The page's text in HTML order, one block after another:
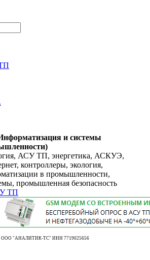
и системы
АСУ ТП, энергетика, АСКУЭ,
контроллеры, экология,
в промышленности,
промышленная безопасность
ТП
ООО "АНАЛИТИК-ТС" ИНН 7719025656